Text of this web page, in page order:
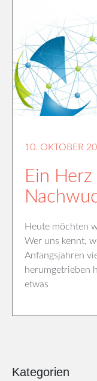
10. OKTOBER
Ein
Heute möchten
Wer uns kennt,
Anfangsjahren
herumgetrieben
etwas
Kategorien